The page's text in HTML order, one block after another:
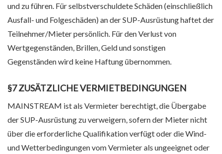
und zu führen. Für selbstverschuldete Schäden (einschließlich
Ausfall- und Folgeschäden) an der SUP-Ausrüstung haftet der
Teilnehmer/Mieter persönlich. Für den Verlust von
Wertgegenständen, Brillen, Geld und sonstigen
Gegenständen wird keine Haftung übernommen.
§7 ZUSÄTZLICHE VERMIETBEDINGUNGEN
MAINSTREAM ist als Vermieter berechtigt, die Übergabe
der SUP-Ausrüstung zu verweigern, sofern der Mieter nicht
über die erforderliche Qualifikation verfügt oder die Wind-
und Wetterbedingungen vom Vermieter als ungeeignet oder